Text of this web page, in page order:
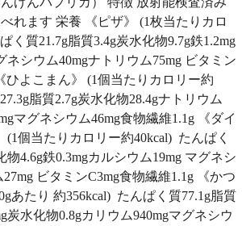
れます 栄養 《ピザ》 (1枚当たりカロ
く質21.7g脂質3.4g炭水化物9.7g鉄1.2mg
ネシウム40mgナトリウム75mg ビタミン
ひよこまん》 (1個当たりカロリー約
脂質2.7g炭水化物28.4gナトリウム
マグネシウム46mg食物繊維1.1g 《ダイ
(1個当たりカロリー約40kcal) たんぱく
物4.6g鉄0.3mgカルシウム19mg マグネシ
ビタミンC3mg食物繊維1.1g 《かつ
あたり 約356kcal) たんぱく質77.1g脂質
炭水化物0.8gカリウム940mgマグネシウ